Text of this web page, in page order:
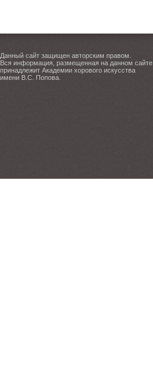
Данный сайт защищен авторским правом.
Вся информация, размещенная на данном сайте,
принадлежит Академии хорового искусства
имени В.С. Попова.